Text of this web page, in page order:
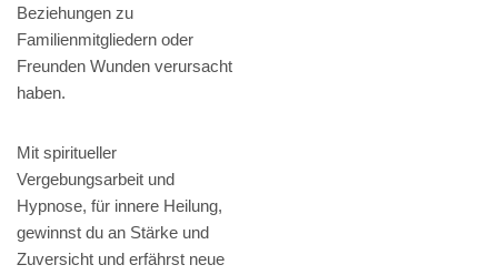
Beziehungen zu
Familienmitgliedern oder
Freunden Wunden verursacht
haben.
Mit spiritueller
Vergebungsarbeit und
Hypnose, für innere Heilung,
gewinnst du an Stärke und
Zuversicht und erfährst neue